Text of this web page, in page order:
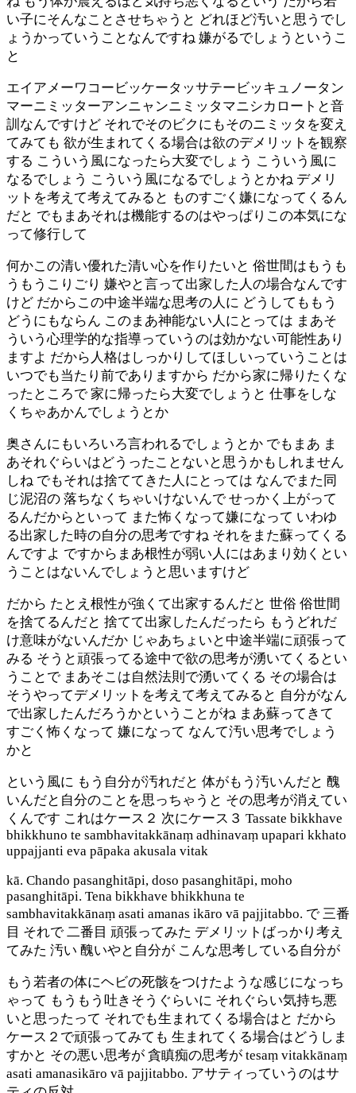
い子にそんなことさせちゃうと どれほど汚いと思うでし
ょうかっていうことなんですね 嫌がるでしょうというこ
と
エイアメーワコービッケータッサテービッキュノータン
マーニミッターアンニャンニミッタマニシカロートと音
訓なんですけど それでそのビクにもそのニミッタを変え
てみても 欲が生まれてくる場合は欲のデメリットを観察
する こういう風になったら大変でしょう こういう風に
なるでしょう こういう風になるでしょうとかね デメリ
ットを考えて考えてみると ものすごく嫌になってくるん
だと でもまあそれは機能するのはやっぱりこの本気にな
って修行して
何かこの清い優れた清い心を作りたいと 俗世間はもうも
うもうこりごり 嫌やと言って出家した人の場合なんです
けど だからこの中途半端な思考の人に どうしてももう
どうにもならん このまあ神能ない人にとっては まあそ
ういう心理学的な指導っていうのは効かない可能性あり
ますよ だから人格はしっかりしてほしいっていうことは
いつでも当たり前でありますから だから家に帰りたくな
ったところで 家に帰ったら大変でしょうと 仕事をしな
くちゃあかんでしょうとか
奥さんにもいろいろ言われるでしょうとか でもまあ ま
あそれぐらいはどうったことないと思うかもしれません
しね でもそれは捨ててきた人にとっては なんでまた同
じ泥沼の 落ちなくちゃいけないんで せっかく上がって
るんだからといって また怖くなって嫌になって いわゆ
る出家した時の自分の思考ですね それをまた蘇ってくる
んですよ ですからまあ根性が弱い人にはあまり効くとい
うことはないんでしょうと思いますけど
だから たとえ根性が強くて出家するんだと 世俗 俗世間
を捨てるんだと 捨てて出家したんだったら もうどれだ
け意味がないんだか じゃあちょいと中途半端に頑張って
みる そうと頑張ってる途中で欲の思考が湧いてくるとい
うことで まあそこは自然法則で湧いてくる その場合は
そうやってデメリットを考えて考えてみると 自分がなん
で出家したんだろうかということがね まあ蘇ってきて
すごく怖くなって 嫌になって なんて汚い思考でしょう
かと
という風に もう自分が汚れだと 体がもう汚いんだと 醜
いんだと自分のことを思っちゃうと その思考が消えてい
くんです これはケース２ 次にケース３ Tassate bikkhave
bhikkhuno te sambhavitakkānaṃ adhinavaṃ upapari kkhato
uppajjanti eva pāpaka akusala vitak
kā. Chando pasanghitāpi, doso pasanghitāpi, moho
pasanghitāpi. Tena bikkhave bhikkhuna te
sambhavitakkānaṃ asati amanas ikāro vā pajjitabbo. で 三番
目 それで 二番目 頑張ってみた デメリットばっかり考え
てみた 汚い 醜いやと自分が こんな思考している自分が
もう若者の体にヘビの死骸をつけたような感じになっち
ゃって もうもう吐きそうぐらいに それぐらい気持ち悪
いと思ったって それでも生まれてくる場合はと だから
ケース２で頑張ってみても 生まれてくる場合はどうしま
すかと その悪い思考が 貪瞋痴の思考が tesaṃ vitakkānaṃ
asati amanasikāro vā pajjitabbo. アサティっていうのはサ